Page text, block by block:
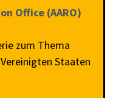
Office (AARO)
zum Thema
Staaten